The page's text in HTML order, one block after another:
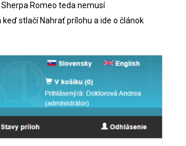
Romeo teda nemusí
stlačí Nahrať prílohu a ide o článok